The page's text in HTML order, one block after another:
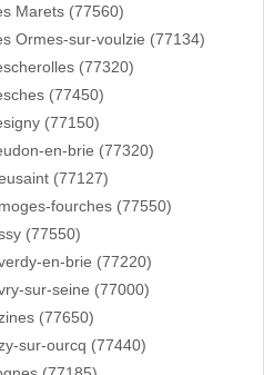
Marets (77560)
Ormes-sur-voulzie (77134)
(77320)
(77450)
(77150)
en-brie (77320)
(77127)
fourches (77550)
(77550)
en-brie (77220)
sur-seine (77000)
(77650)
sur-ourcq (77440)